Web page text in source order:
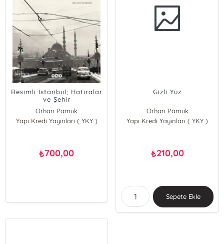
Resimli İstanbul; Hatıralar
ve Şehir
Orhan Pamuk
Yapı Kredi Yayınları ( YKY )
₺700,00
Gizli Yüz
Orhan Pamuk
Yapı Kredi Yayınları ( YKY )
₺210,00
Sepete Ekle